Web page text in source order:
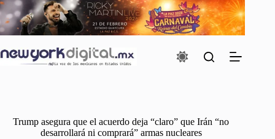
Saltar
al
contenido
Trump asegura que el acuerdo deja “claro” que Irán “no
desarrollará ni comprará” armas nucleares